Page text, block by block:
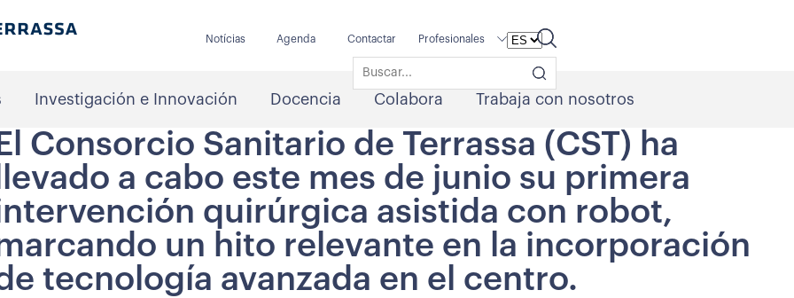
Notícias Agenda Contactar Profesionales
Investigación e Innovación Docencia Colabora Trabaja con nosotros
Consorcio Sanitario de Terrassa (CST) ha
a cabo este mes de junio su primera
quirúrgica asistida con robot,
un hito relevante en la incorporación
tecnología avanzada en el centro.